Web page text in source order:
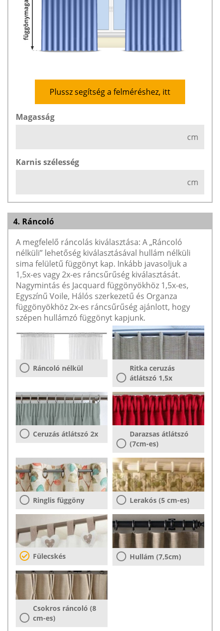
Plussz segítség a felméréshez, itt
Magasság
cm
Karnis szélesség
cm
4. Ráncoló
A megfelelő ráncolás kiválasztása: A „Ráncoló
nélküli” lehetőség kiválasztásával hullám nélküli
sima felületű függönyt kap. Inkább javasoljuk a
1,5x-es vagy 2x-es ráncsűrűség kiválasztását.
Nagymintás és Jacquard függönyökhöz 1,5x-es,
Egyszínű Voile, Hálós szerkezetű és Organza
függönyökhöz 2x-es ráncsűrűség ajánlott, hogy
szépen hullámzó függönyt kapjunk.
Ráncoló nélkül
Ritka ceruzás
átlátszó 1,5x
Ceruzás átlátszó 2x
Darazsas átlátszó
(7cm-es)
Ringlis függöny Lerakós (5 cm-es)
Fülecskés Hullám (7,5cm)
Csokros ráncoló (8
cm-es)